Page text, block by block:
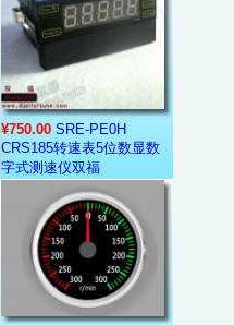
¥750.00 SRE-PE0H
CRS185转速表5位数显数
字式测速仪双福